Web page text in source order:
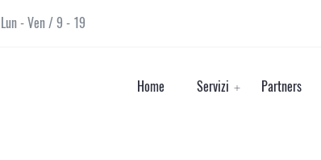
Lun - Ven / 9 - 19
Home Servizi Partners